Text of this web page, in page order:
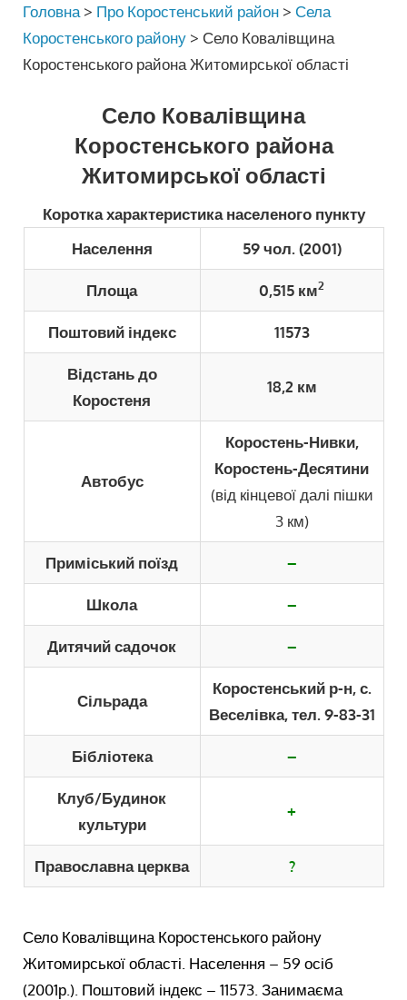
Головна > Про Коростенський район >Села
Коростенського району > Село Ковалівщина
Коростенського района Житомирської області
Село Ковалівщина
Коростенського района
Житомирської області
Коротка характеристика населеного пункту
Населення
59 чол. (2001)
Площа 0,515 км2
Поштовий індекс 11573
Відстань до
Коростеня
18,2 км
Автобус
Коростень-Нивки,
Коростень-Десятини
(від кінцевої далі пішки
3 км)
Приміський поїзд –
Школа –
Дитячий садочок –
Сільрада
Коростенський р-н, с.
Веселівка, тел. 9-83-31
Бібліотека –
Клуб/Будинок
культури
+
Православна церква ?
Село Ковалівщина Коростенського району
Житомирської області. Населення – 59 осіб
(2001р.). Поштовий індекс – 11573. Занимаєма